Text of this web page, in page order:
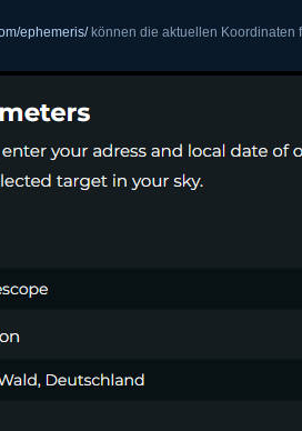
ephemeris/ können die aktuellen Koordinaten